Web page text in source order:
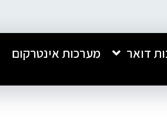
דואר מערכות אינטרקום